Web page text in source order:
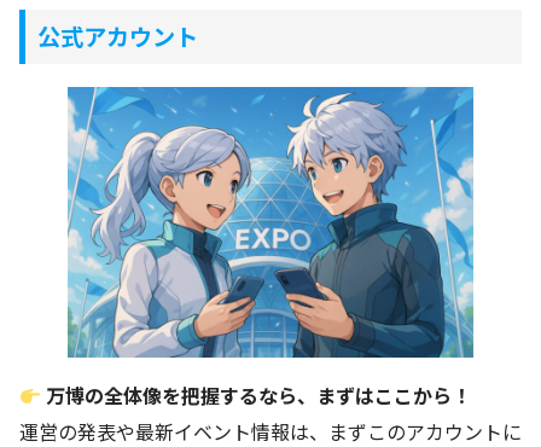
公式アカウント
万博の全体像を把握するなら、まずはここから！
運営の発表や最新イベント情報は、まずこのアカウントに